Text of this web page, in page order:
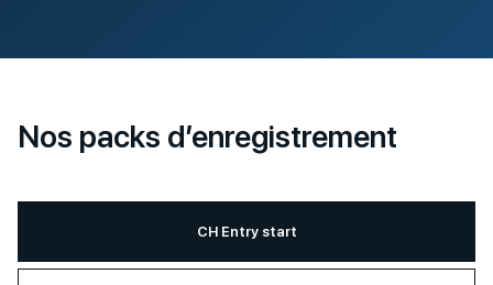
Nos packs d’enregistrement
CH Entry start